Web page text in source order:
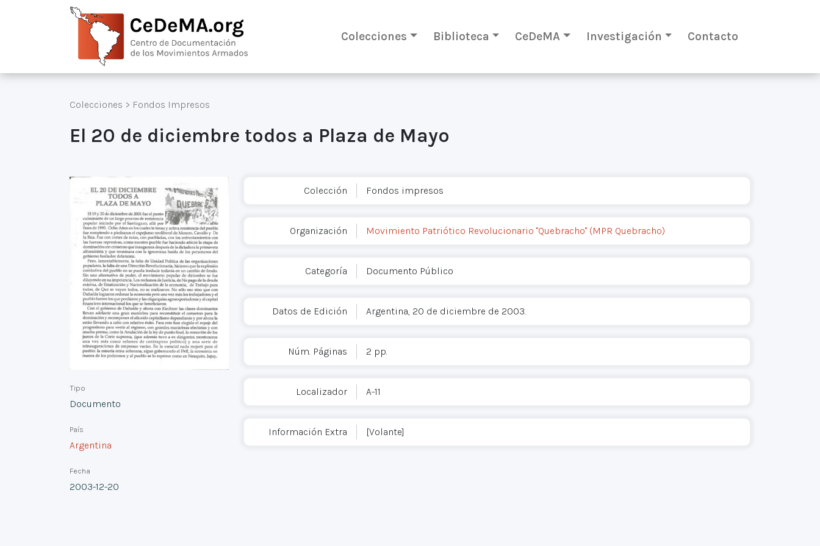
Colecciones Biblioteca CeDeMA Investigación Contacto
Colecciones > Fondos Impresos
El 20 de diciembre todos a Plaza de Mayo
Tipo
Documento
País
Argentina
Fecha
2003-12-20
Colección Fondos impresos
Organización Movimiento Patriótico Revolucionario "Quebracho" (MPR Quebracho)
Categoría Documento Público
Datos de Edición Argentina, 20 de diciembre de 2003.
Núm. Páginas 2 pp.
Localizador A-11
Información Extra [Volante]